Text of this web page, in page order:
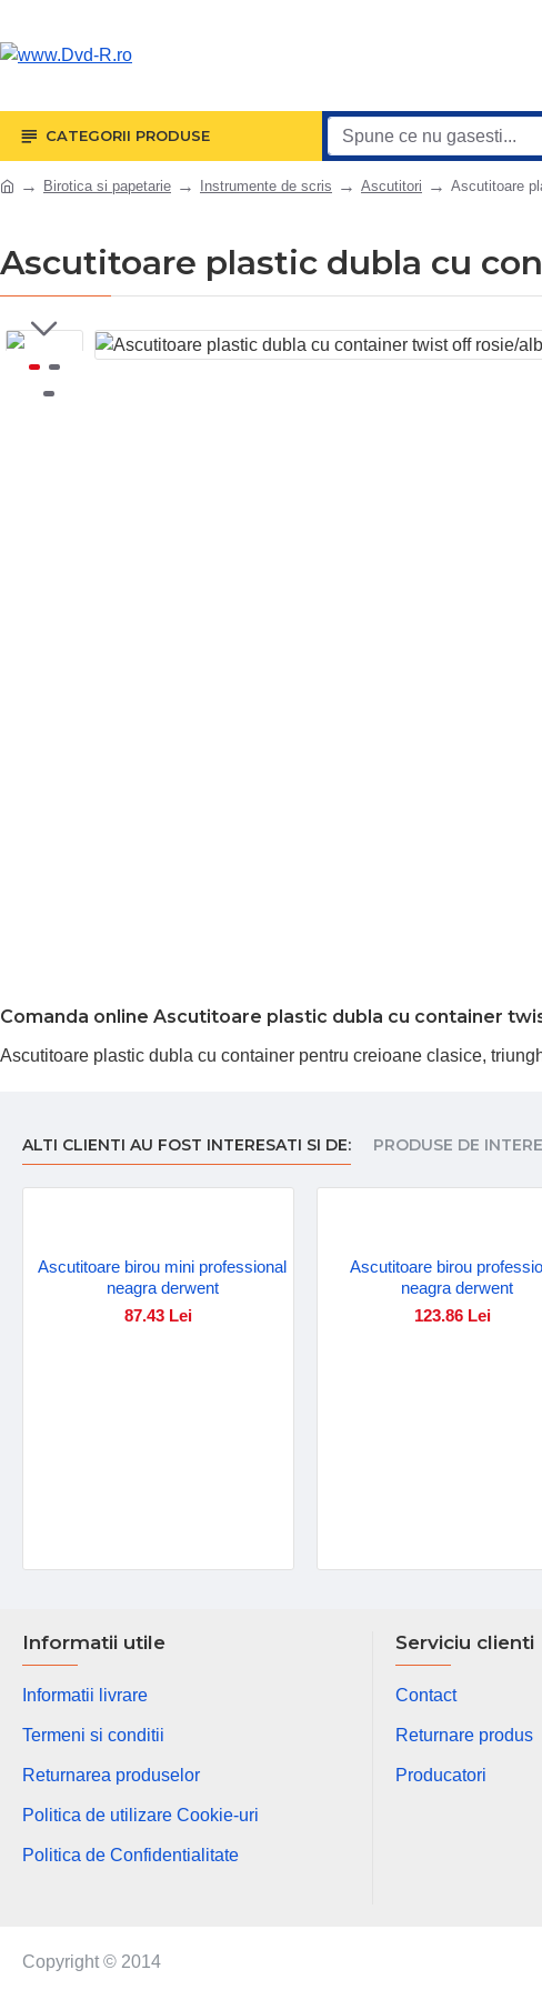
CATEGORII PRODUSE
Birotica si papetarie Instrumente de scris Ascutitori Ascutitoare
Ascutitoare plastic dubla cu
Comanda online Ascutitoare plastic dubla cu container
Ascutitoare plastic dubla cu container pentru creioane clasice,
ALTI CLIENTI AU FOST INTERESATI SI DE: PRODUSE DE
Ascutitoare birou mini professional
neagra derwent
87.43 Lei
Ascutitoare birou
neagra derwent
123.86 Lei
Informatii utile
Informatii livrare
Termeni si conditii
Returnarea produselor
Politica de utilizare Cookie-uri
Politica de Confidentialitate
Serviciu clienti
Contact
Returnare produs
Producatori
Copyright © 2014